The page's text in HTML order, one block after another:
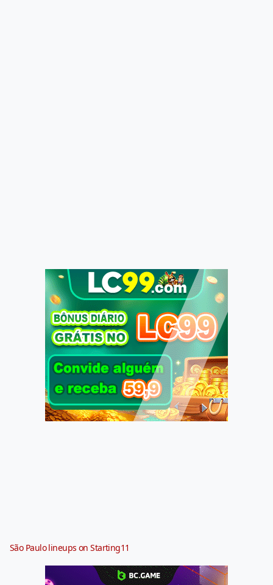
São Paulo lineups on Starting11